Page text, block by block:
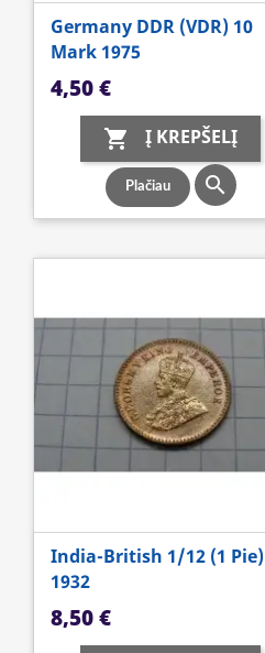
Germany DDR (VDR) 10
Mark 1975
Kaina
4,50 €
 Į KREPŠELĮ
Plačiau 
India-British 1/12 (1 Pie)
1932
Kaina
8,50 €